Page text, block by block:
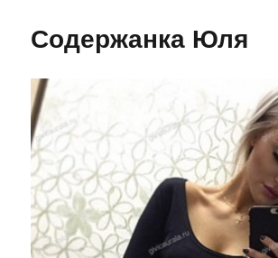
Содержанка Юля